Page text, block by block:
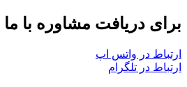
برای دریافت مشاوره با ما
ارتباط در واتس اپ
ارتباط در تلگرام